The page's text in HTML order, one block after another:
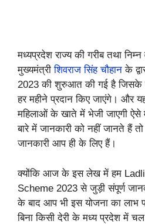
मध्यप्रदेश राज्य की गरीब तथा
मुख्यमंत्रीशिवराज सिंह चौहान के
2023 की शुरुआत की गई है जिसके
हर महीने प्रदान किए जाएंगे। और
महिलाओं के खाते में भेजी जाएगी
बारे में जानकारी को नहीं जानते हैं
जानकारी आप ही के लिए हैं।
क्योंकि आज के इस लेख में हम Ladli
Scheme 2023 से जुड़ी संपूर्ण
के बाद आप भी इस योजना का लाभ
बिना किसी देरी के मध्य प्रदेश में